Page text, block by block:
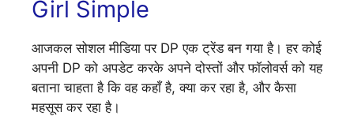
Girl Simple
आजकल सोशल मीडिया पर DP एक ट्रेंड बन गया है। हर कोई
अपनी DP को अपडेट करके अपने दोस्तों और फॉलोवर्स को यह
बताना चाहता है कि वह कहाँ है, क्या कर रहा है, और कैसा
महसूस कर रहा है।